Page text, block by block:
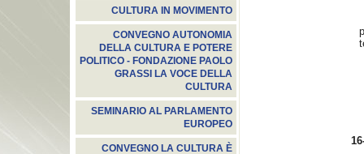
CULTURA IN MOVIMENTO
CONVEGNO AUTONOMIA
DELLA CULTURA E POTERE
POLITICO - FONDAZIONE PAOLO
GRASSI LA VOCE DELLA
CULTURA
SEMINARIO AL PARLAMENTO
EUROPEO
CONVEGNO LA CULTURA È